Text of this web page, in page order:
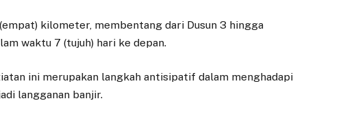
kilometer, membentang dari Dusun 3 hingga
waktu 7 (tujuh) hari ke depan.
ini merupakan langkah antisipatif dalam menghadapi
langganan banjir.